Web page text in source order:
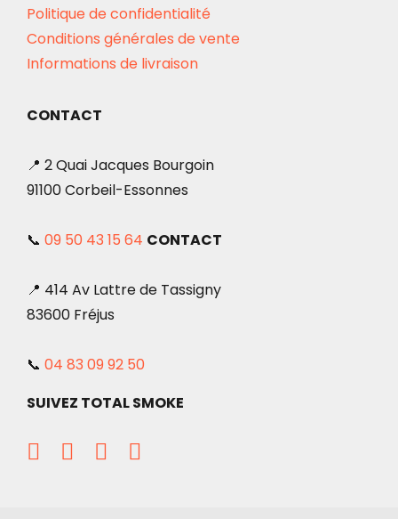
Politique de confidentialité
Conditions générales de vente
Informations de livraison
CONTACT
📍 2 Quai Jacques Bourgoin
91100 Corbeil-Essonnes
📞 09 50 43 15 64 CONTACT
📍 414 Av Lattre de Tassigny
83600 Fréjus
📞 04 83 09 92 50
SUIVEZ TOTAL SMOKE